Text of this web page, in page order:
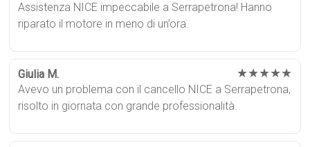
Assistenza NICE impeccabile a Serrapetrona! Hanno
riparato il motore in meno di un’ora.
Giulia M. ★★★★★
Avevo un problema con il cancello NICE a Serrapetrona,
risolto in giornata con grande professionalità.